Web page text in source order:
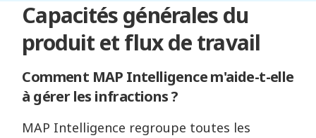
Capacités générales du
produit et flux de travail
Comment MAP Intelligence m'aide-t-elle
à gérer les infractions ?
MAP Intelligence regroupe toutes les